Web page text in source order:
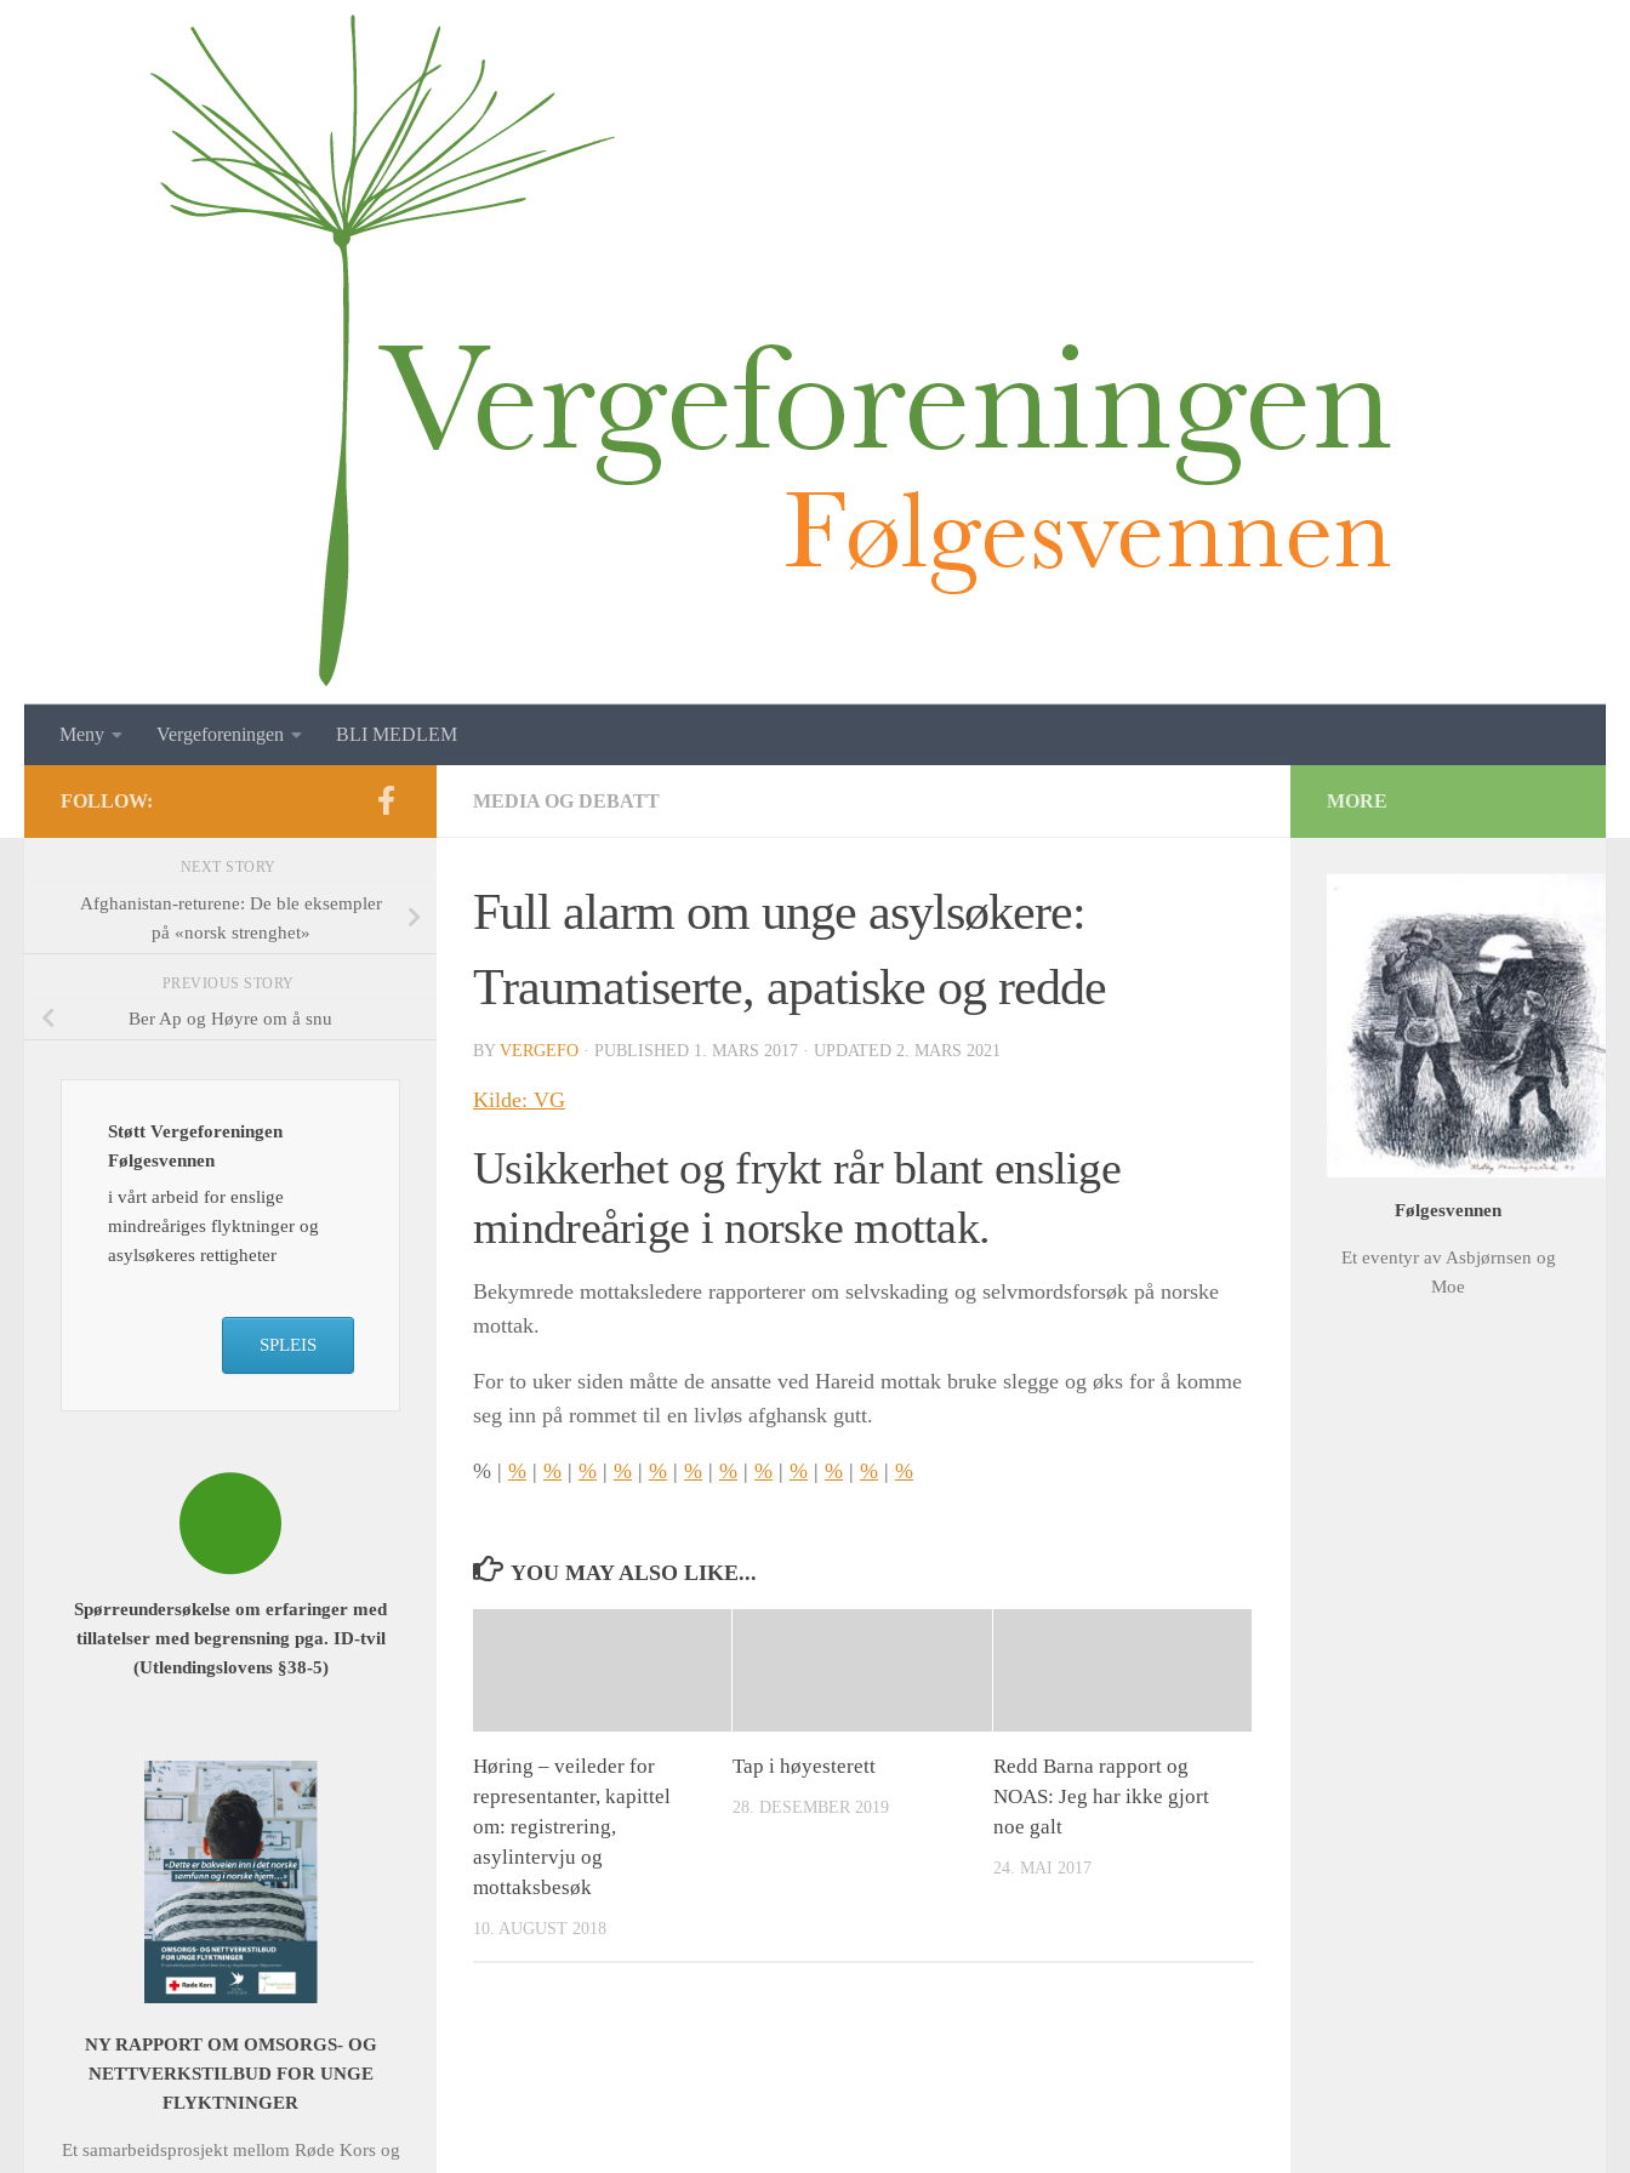
Meny Vergeforeningen BLI MEDLEM
MEDIA OG DEBATT
Full alarm om unge asylsøkere:
Traumatiserte, apatiske og redde
BY VERGEFO · PUBLISHED 1. MARS 2017 · UPDATED 2. MARS 2021
Kilde: VG
Usikkerhet og frykt rår blant enslige
mindreårige i norske mottak.
Bekymrede mottaksledere rapporterer om selvskading og selvmordsforsøk på norske
mottak.
For to uker siden måtte de ansatte ved Hareid mottak bruke slegge og øks for å komme
seg inn på rommet til en livløs afghansk gutt.
% | % | % | % | % | % | % | % | % | % | % | % | %
YOU MAY ALSO LIKE...
Høring – veileder for
representanter, kapittel
om: registrering,
asylintervju og
mottaksbesøk
10. AUGUST 2018
Tap i høyesterett
28. DESEMBER 2019
Redd Barna rapport og
NOAS: Jeg har ikke gjort
noe galt
24. MAI 2017
FOLLOW:
NEXT STORY
Afghanistan-returene: De ble eksempler
på «norsk strenghet»
PREVIOUS STORY
Ber Ap og Høyre om å snu
Støtt Vergeforeningen
Følgesvennen
i vårt arbeid for enslige
mindreåriges flyktninger og
asylsøkeres rettigheter
SPLEIS
Spørreundersøkelse om erfaringer med
tillatelser med begrensning pga. ID-tvil
(Utlendingslovens §38-5)
NY RAPPORT OM OMSORGS- OG
NETTVERKSTILBUD FOR UNGE
FLYKTNINGER
Et samarbeidsprosjekt mellom Røde Kors og
MORE
Følgesvennen
Et eventyr av Asbjørnsen og
Moe